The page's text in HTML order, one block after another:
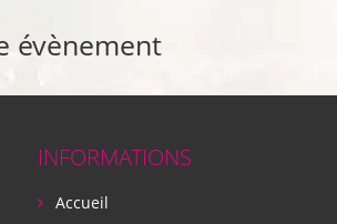
évènement
INFORMATIONS
Accueil